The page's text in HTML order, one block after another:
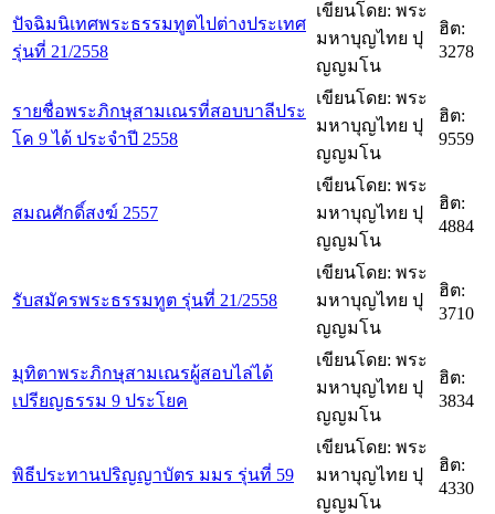
ปัจฉิมนิเทศพระธรรมทูตไปต่างประเทศ
รุ่นที่ 21/2558
เขียนโดย: พระ
มหาบุญไทย ปุ
ญญมโน
ฮิต:
3278
รายชื่อพระภิกษุสามเณรที่สอบบาลีประ
โค 9 ได้ ประจำปี 2558
เขียนโดย: พระ
มหาบุญไทย ปุ
ญญมโน
ฮิต:
9559
สมณศักดิ์สงฆ์ 2557
เขียนโดย: พระ
มหาบุญไทย ปุ
ญญมโน
ฮิต:
4884
รับสมัครพระธรรมทูต รุ่นที่ 21/2558
เขียนโดย: พระ
มหาบุญไทย ปุ
ญญมโน
ฮิต:
3710
มุทิตาพระภิกษุสามเณรผู้สอบไล่ได้
เปรียญธรรม 9 ประโยค
เขียนโดย: พระ
มหาบุญไทย ปุ
ญญมโน
ฮิต:
3834
พิธีประทานปริญญาบัตร มมร รุ่นที่ 59
เขียนโดย: พระ
มหาบุญไทย ปุ
ญญมโน
ฮิต:
4330